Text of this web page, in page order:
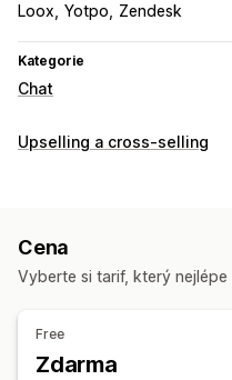
Loox Yotpo Zendesk
Kategorie
Chat
Posílání zpráv v reálném čase
Automatizované odpovědi
Doporučené produkty
Aktualizace objednávek
Upselling a cross-selling
Upselling na stránce s
Automaticky otevíraná okna
Cena
Vyberte si tarif, který
Free
Zdarma